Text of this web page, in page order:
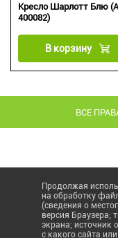
Кресло Шарлотт Блю
400082)
В корзину
ВСЕ
Продолжая
на обработку
(сведения о
версия Браузера;
экрана; источник
с какого сайта